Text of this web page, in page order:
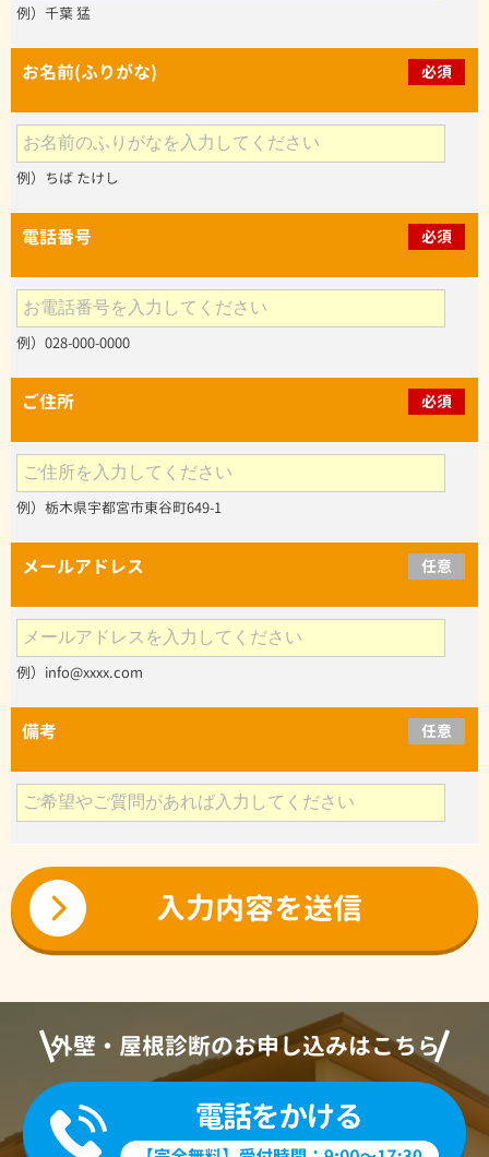
例）千葉 猛
お名前(ふりがな) 必須
例）ちば たけし
電話番号 必須
例）028-000-0000
ご住所 必須
例）栃木県宇都宮市東谷町649-1
メールアドレス 任意
例）info@xxxx.com
備考 任意
外壁・屋根診断のお申し込みはこちら